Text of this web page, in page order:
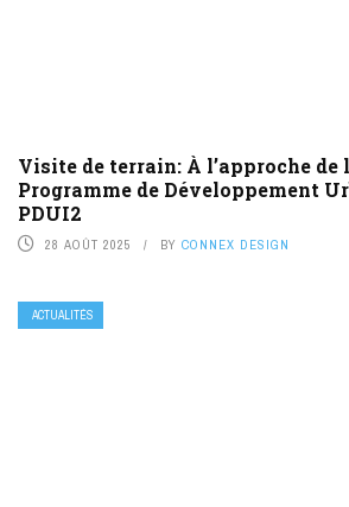
Visite de terrain: À l’approche de
Programme de Développement
PDUI2
28 AOÛT 2025 BY CONNEX DESIGN
ACTUALITÉS